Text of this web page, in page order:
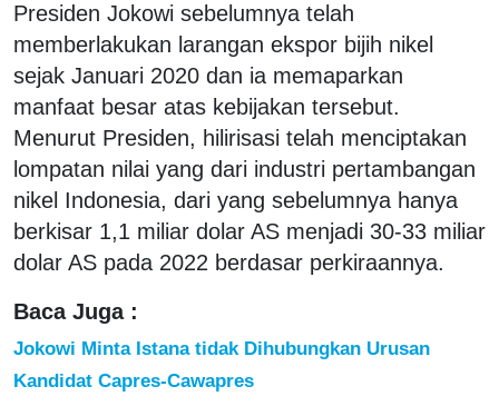
Presiden Jokowi sebelumnya telah
memberlakukan larangan ekspor bijih nikel
sejak Januari 2020 dan ia memaparkan
manfaat besar atas kebijakan tersebut.
Menurut Presiden, hilirisasi telah menciptakan
lompatan nilai yang dari industri pertambangan
nikel Indonesia, dari yang sebelumnya hanya
berkisar 1,1 miliar dolar AS menjadi 30-33 miliar
dolar AS pada 2022 berdasar perkiraannya.
Baca Juga :
Jokowi Minta Istana tidak Dihubungkan Urusan
Kandidat Capres-Cawapres